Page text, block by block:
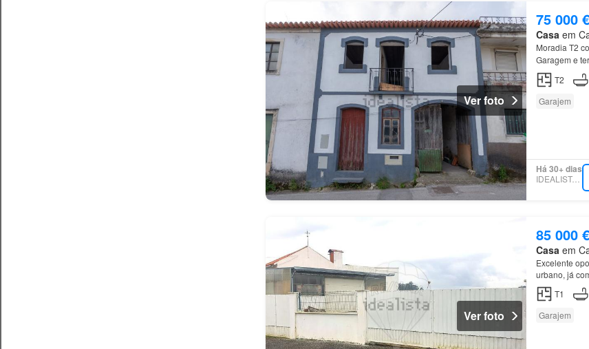
Ver foto
75 000 €
Casa em
Moradia T2
Garagem e
T2
Garajem
Há 30+ dias
IDEALISTA.PT
Ver foto
85 000 €
Casa em
Excelente
urbano, já
bruto,
T1
Garajem